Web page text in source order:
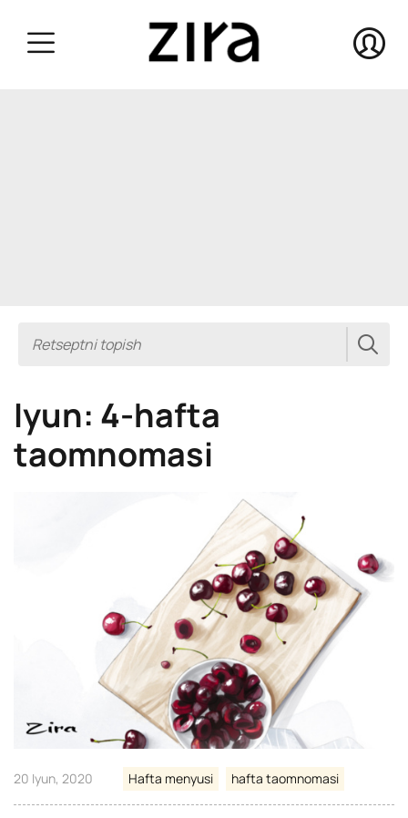
Iyun: 4-hafta
taomnomasi
20 Iyun, 2020 Hafta menyusi hafta taomnomasi